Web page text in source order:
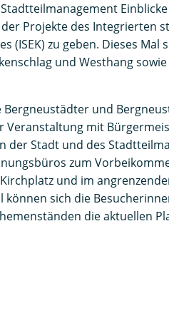
Projekte des Integrierten
(ISEK) zu geben. Dieses Mal
und Westhang
Bergneustädter und
Veranstaltung mit
der Stadt und des
zum
und im
können sich die
die aktuellen